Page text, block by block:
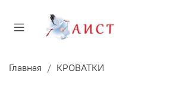
Главная КРОВАТКИ